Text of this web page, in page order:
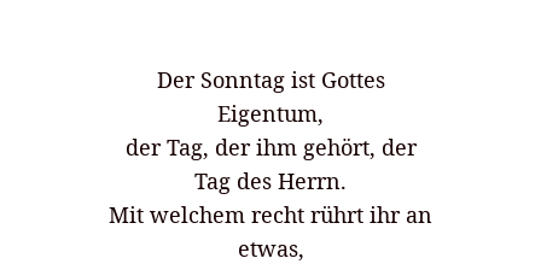
Der Sonntag ist Gottes
Eigentum,
der Tag, der ihm gehört, der
Tag des Herrn.
Mit welchem recht rührt ihr an
etwas,